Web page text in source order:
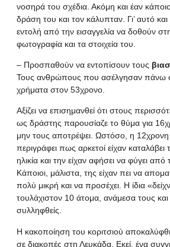
νοσηρά του σχέδια. Ακόμη και έαν
δράση του και τον κάλυπταν. Γι’ αυτό και
εντολή από την εισαγγελία να δοθούν
φωτογραφία και τα στοιχεία του.
– Προσπαθούν να εντοπίσουν τους
Τους ανθρώπους που ασέλγησαν πάνω
χρήματα στον 53χρονο.
Αξίζει να επισημανθεί ότι στους
ως δράστης παρουσίαζε το θύμα για
μην τους αποτρέψει. Ωστόσο, η 12χρονη
περιγράφει πως αρκετοί είχαν καταλάβει
ηλικία και την είχαν αφήσει να φύγει
Κάποιοι, μάλιστα, της είχαν πει να
πολύ μικρή και να προσέχει. Η ίδια
τουλάχιστον 10 άτομα, ανάμεσα τους
συλληφθείς.
Η κακοποίηση του κοριτσιού
σε διακοπές στη Λευκάδα. Εκεί, ένα